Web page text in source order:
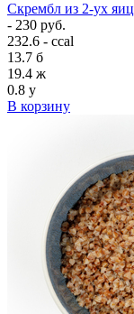
Скрембл из 2-ух яиц
- 230 руб.
232.6 - ccal
13.7 б
19.4 ж
0.8 у
В корзину